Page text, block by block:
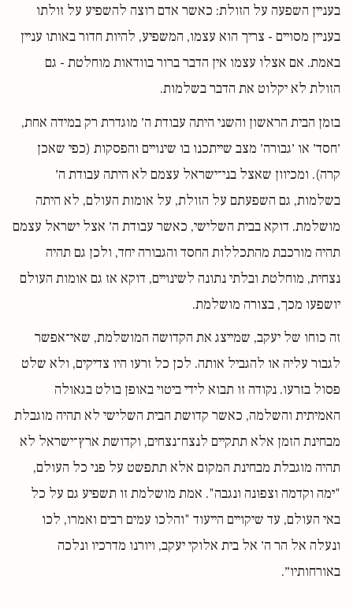
בעניין השפעה על הזולת: כאשר אדם רוצה להשפיע על זולתו
בעניין מסויים - צריך הוא עצמו, המשפיע, להיות חדור באותו עניין
באמת. אם אצלו עצמו אין הדבר ברור בוודאות מוחלטת - גם
הזולת לא יקלוט את הדבר בשלמות.
בזמן הבית הראשון והשני היתה עבודת ה׳ מוגדרת רק במידה אחת,
׳חסד׳ או ׳גבורה׳ מצב שייתכנו בו שינויים והפסקות (כפי שאכן
קרה). ומכיוון שאצל בני־ישראל עצמם לא היתה עבודת ה׳
בשלמות, גם השפעתם על הזולת, על אומות העולם, לא היתה
מושלמת. דוקא בבית השלישי, כאשר עבודת ה׳ אצל ישראל עצמם
תהיה מורכבת מהתכללות החסד והגבורה יחד, ולכן גם תהיה
נצחית, מוחלטת ובלתי נתונה לשינויים, דוקא אז גם אומות העולם
יושפעו מכך, בצורה מושלמת.
זה כוחו של יעקב, שמייצג את הקדושה המושלמת, שאי־אפשר
לגבור עליה או להגביל אותה. לכן כל זרעו היו צדיקים, ולא שלט
פסול בזרעו. נקודה זו תבוא לידי ביטוי באופן בולט בגאולה
האמיתית והשלמה, כאשר קדושת הבית השלישי לא תהיה מוגבלת
מבחינת הזמן אלא תתקיים לנצח־נצחים, וקדושת ארץ־ישראל לא
תהיה מוגבלת מבחינת המקום אלא תתפשט על פני כל העולם,
"ימה וקדמה וצפונה ונגבה". אמת מושלמת זו תשפיע גם על כל
באי העולם, עד שיקויים הייעוד "והלכו עמים רבים ואמרו, לכו
ונעלה אל הר ה׳ אל בית אלוקי יעקב, ויורנו מדרכיו ונלכה
באורחותיו״.